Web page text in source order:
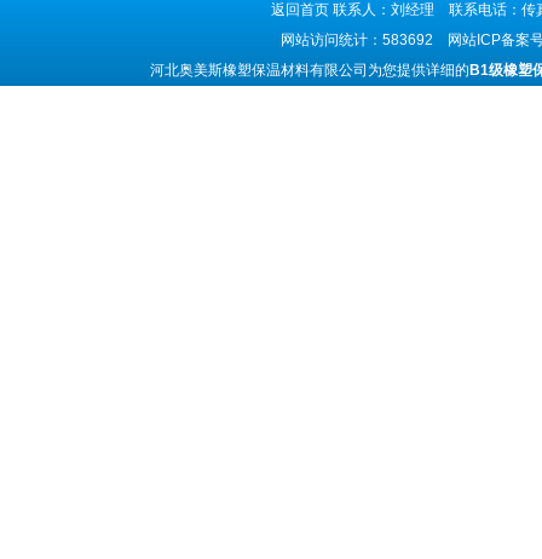
返回首页 联系人：刘经理 联系电话：
网站访问统计：583692 网站ICP备案
河北奥美斯橡塑保温材料有限公司为您提供详细的 B1级橡塑